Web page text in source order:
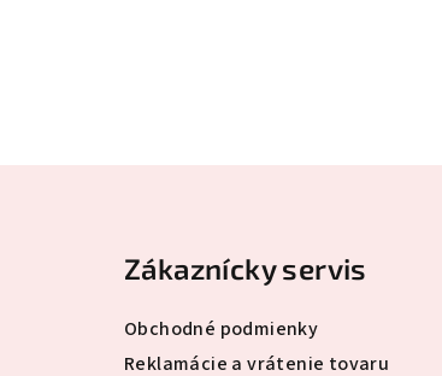
Zákaznícky servis
Obchodné podmienky
Reklamácie a vrátenie tovaru